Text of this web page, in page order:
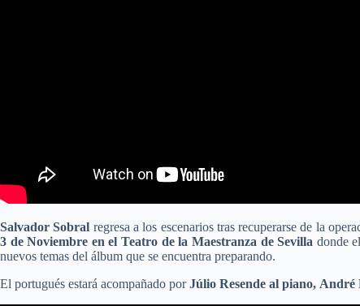
Salvador Sobral regresa a los escenarios tras recuperarse de la
3 de Noviembre en el Teatro de la Maestranza de Sevilla donde
nuevos temas del álbum que se encuentra preparando.
El portugués estará acompañado porJúlio Resende al piano,